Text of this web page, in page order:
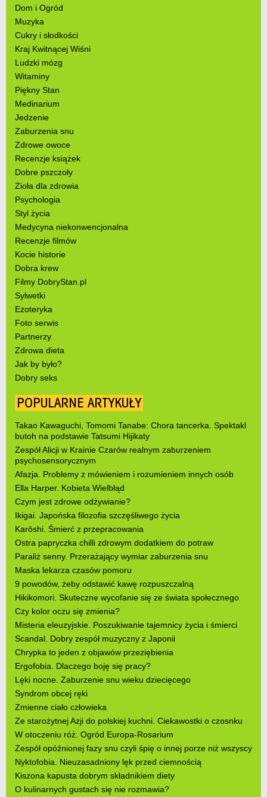
Dom i Ogród
Muzyka
Cukry i słodkości
Kraj Kwitnącej Wiśni
Ludzki mózg
Witaminy
Piękny Stan
Medinarium
Jedzenie
Zaburzenia snu
Zdrowe owoce
Recenzje książek
Dobre pszczoły
Zioła dla zdrowia
Psychologia
Styl życia
Medycyna niekonwencjonalna
Recenzje filmów
Kocie historie
Dobra krew
Filmy DobryStan.pl
Sylwetki
Ezoteryka
Foto serwis
Partnerzy
Zdrowa dieta
Jak by było?
Dobry seks
POPULARNE ARTYKUŁY
Takao Kawaguchi, Tomomi Tanabe: Chora tancerka. Spektakl
butoh na podstawie Tatsumi Hijikaty
Zespół Alicji w Krainie Czarów realnym zaburzeniem
psychosensorycznym
Afazja. Problemy z mówieniem i rozumieniem innych osób
Ella Harper. Kobieta Wielbłąd
Czym jest zdrowe odżywianie?
Ikigai. Japońska filozofia szczęśliwego życia
Karōshi. Śmierć z przepracowania
Ostra papryczka chilli zdrowym dodatkiem do potraw
Paraliż senny. Przerażający wymiar zaburzenia snu
Maska lekarza czasów pomoru
9 powodów, żeby odstawić kawę rozpuszczalną
Hikikomori. Skuteczne wycofanie się ze świata społecznego
Czy kolor oczu się zmienia?
Misteria eleuzyjskie. Poszukiwanie tajemnicy życia i śmierci
Scandal. Dobry zespół muzyczny z Japonii
Chrypka to jeden z objawów przeziębienia
Ergofobia. Dlaczego boję się pracy?
Lęki nocne. Zaburzenie snu wieku dziecięcego
Syndrom obcej ręki
Zmienne ciało człowieka
Ze starożytnej Azji do polskiej kuchni. Ciekawostki o czosnku
W otoczeniu róż. Ogród Europa-Rosarium
Zespół opóźnionej fazy snu czyli śpię o innej porze niż wszyscy
Nyktofobia. Nieuzasadniony lęk przed ciemnością
Kiszona kapusta dobrym składnikiem diety
O kulinarnych gustach się nie rozmawia?